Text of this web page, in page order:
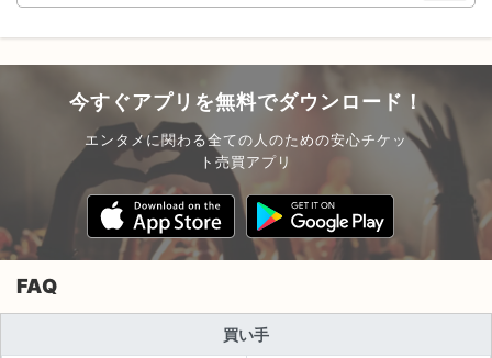
今すぐアプリを無料でダウンロード！
エンタメに関わる全ての人のための安心チケッ
ト売買アプリ
FAQ
買い手